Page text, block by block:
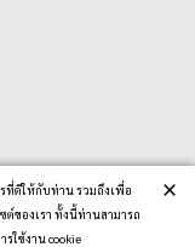
ที่ดีให้กับท่าน รวมถึงเพื่อ
ของเรา ทั้งนี้ท่านสามารถ
ใช้งาน cookie
×